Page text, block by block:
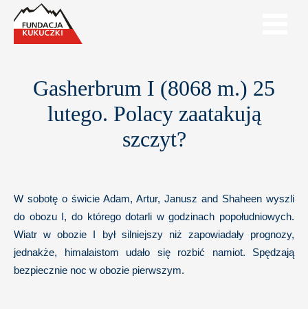
Gasherbrum I (8068 m.) 25
lutego. Polacy zaatakują
szczyt?
W sobotę o świcie Adam, Artur, Janusz and Shaheen wyszli
do obozu I, do którego dotarli w godzinach popołudniowych.
Wiatr w obozie I był silniejszy niż zapowiadały prognozy,
jednakże, himalaistom udało się rozbić namiot. Spędzają
bezpiecznie noc w obozie pierwszym.